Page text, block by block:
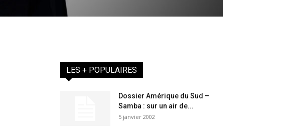
LES + POPULAIRES
Dossier Amérique du Sud –
Samba : sur un air de...
5 janvier 2002